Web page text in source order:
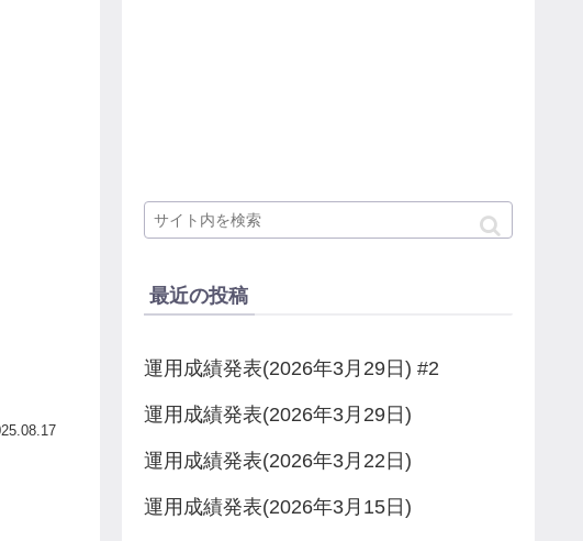
最近の投稿
運用成績発表(2026年3月29日) #2
運用成績発表(2026年3月29日)
運用成績発表(2026年3月22日)
運用成績発表(2026年3月15日)